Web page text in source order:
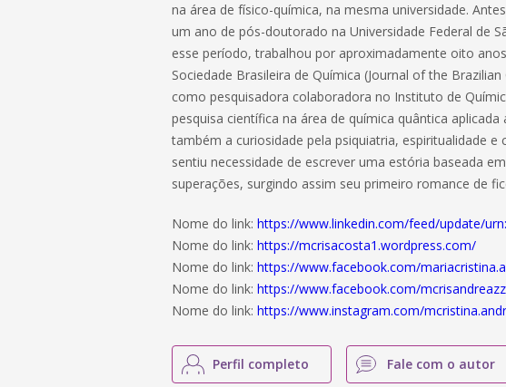
na área de físico-química, na mesma universidade.
um ano de pós-doutorado na Universidade Federal de
esse período, trabalhou por aproximadamente oito
Sociedade Brasileira de Química (Journal of the
como pesquisadora colaboradora no Instituto de
pesquisa científica na área de química quântica
também a curiosidade pela psiquiatria, espiritualidade
sentiu necessidade de escrever uma estória baseada
superações, surgindo assim seu primeiro romance de
Nome do link:https://www.linkedin.com/feed/update/
Nome do link:https://mcrisacosta1.wordpress.com/
Nome do link:https://www.facebook.com/
Nome do link:https://www.facebook.com/
Nome do link:https://www.instagram.com/
Perfil completo Fale com o autor